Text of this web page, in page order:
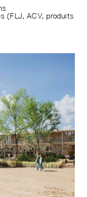
(FLJ, ACV, produits